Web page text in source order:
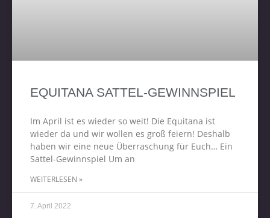
EQUITANA SATTEL-GEWINNSPIEL
Im April ist es wieder so weit! Die Equitana ist
wieder da und wir wollen es groß feiern! Deshalb
haben wir eine neue Überraschung für Euch… Ein
Sattel-Gewinnspiel Um an
WEITERLESEN »
7. April 2022